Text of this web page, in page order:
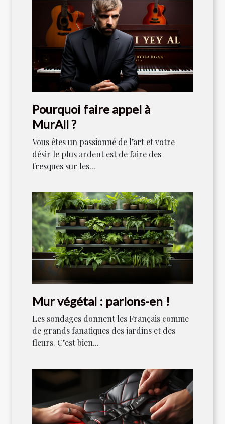
Pourquoi faire appel à
MurAll ?
Vous êtes un passionné de l’art et votre
désir le plus ardent est de faire des
fresques sur les...
Mur végétal : parlons-en !
Les sondages donnent les Français comme
de grands fanatiques des jardins et des
fleurs. C’est bien...